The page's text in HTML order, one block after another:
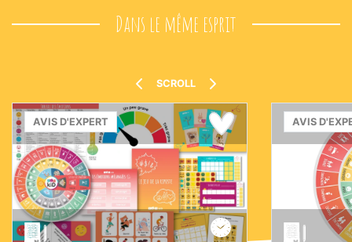
Dans le même esprit
SCROLL
AVIS D'EXPERT AVIS